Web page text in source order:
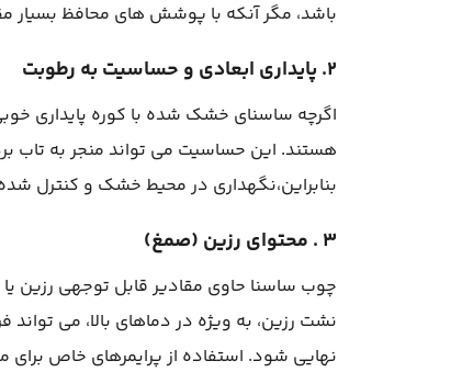
باشد، مگر آنکه با پوشش های محافظ
۲. پایداری ابعادی و حساسیت به رطوبت
اگرچه ساسنای خشک شده با کوره پایداری
هستند. این حساسیت می تواند منجر به تاب
بنابراین،نگهداری در محیط خشک و کنترل
۳ . محتوای رزین (صمغ)
چوب ساسنا حاوی مقادیر قابل توجهی رزین
نشت رزین، به ویژه در دماهای بالا، می
نهایی شود. استفاده از پرایمرهای خاص